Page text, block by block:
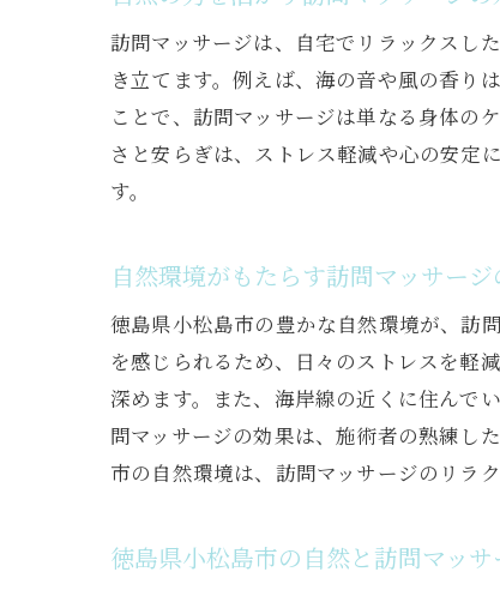
訪問マッサージは、自宅でリラックスし
き立てます。例えば、海の音や風の香り
ことで、訪問マッサージは単なる身体の
さと安らぎは、ストレス軽減や心の安定
す。
自然環境がもたらす訪問マッサー
徳島県小松島市の豊かな自然環境が、訪
を感じられるため、日々のストレスを軽
深めます。また、海岸線の近くに住んで
問マッサージの効果は、施術者の熟練し
市の自然環境は、訪問マッサージのリラ
徳島県小松島市の自然と訪問マッ